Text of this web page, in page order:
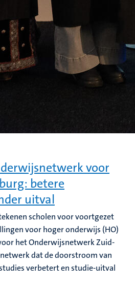
voor
betere
uitval
scholen voor voortgezet
voor hoger onderwijs (HO)
het Onderwijsnetwerk Zuid-
dat de doorstroom van
verbetert en studie-uitval